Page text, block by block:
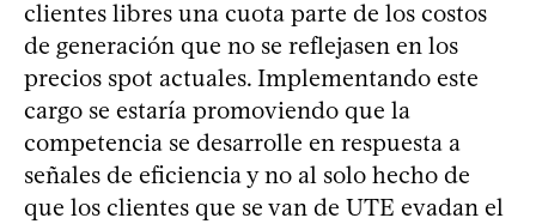
clientes libres una cuota parte de los costos
de generación que no se reflejasen en los
precios spot actuales. Implementando este
cargo se estaría promoviendo que la
competencia se desarrolle en respuesta a
señales de eficiencia y no al solo hecho de
que los clientes que se van de UTE evadan el